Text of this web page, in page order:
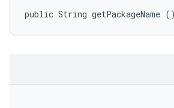
public String getPackageName ()